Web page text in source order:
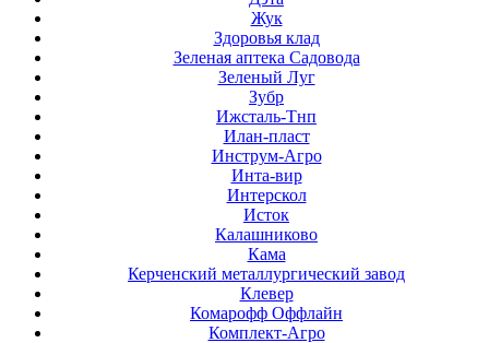
Жук
Здоровья клад
Зеленая аптека Садовода
Зеленый Луг
Зубр
Ижсталь-Тнп
Илан-пласт
Инструм-Агро
Инта-вир
Интерскол
Исток
Калашниково
Кама
Керченский металлургический завод
Клевер
Комарофф Оффлайн
Комплект-Агро